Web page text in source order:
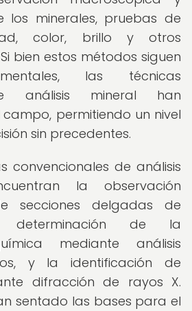
los minerales, pruebas de
color, brillo y otros
bien estos métodos siguen
las técnicas
análisis mineral han
permitiendo un nivel
sin precedentes.
convencionales de análisis
la observación
secciones delgadas de
determinación de la
mediante análisis
y la identificación de
difracción de rayos X.
sentado las bases para el